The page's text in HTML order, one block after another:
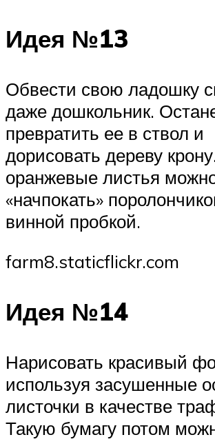
Идея №13
Обвести свою ладошку
даже дошкольник.
превратить ее в ствол и
дорисовать дереву
оранжевые листья
«начпокать»
винной пробкой.
farm8.staticflickr.com
Идея №14
Нарисовать красивый
используя засушенные
листочки в качестве
Такую бумагу потом